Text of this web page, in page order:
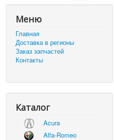
Меню
Главная
Доставка в регионы
Заказ запчастей
Контакты
Каталог
Acura
Alfa-Romeo